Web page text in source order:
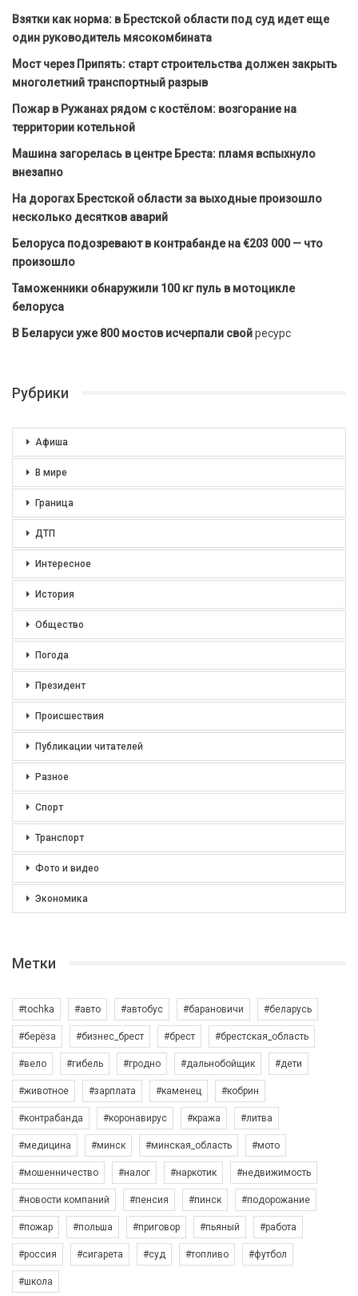
Взятки как норма: в Брестской области под суд идет еще
один руководитель мясокомбината
Мост через Припять: старт строительства должен закрыть
многолетний транспортный разрыв
Пожар в Ружанах рядом с костёлом: возгорание на
территории котельной
Машина загорелась в центре Бреста: пламя вспыхнуло
внезапно
На дорогах Брестской области за выходные произошло
несколько десятков аварий
Белоруса подозревают в контрабанде на €203 000 — что
произошло
Таможенники обнаружили 100 кг пуль в мотоцикле
белоруса
В Беларуси уже 800 мостов исчерпали свойресурс
Рубрики
Афиша
В мире
Граница
ДТП
Интересное
История
Общество
Погода
Президент
Происшествия
Публикации читателей
Разное
Спорт
Транспорт
Фото и видео
Экономика
Метки
#tochka #авто #автобус #барановичи #беларусь
#берёза #бизнес_брест #брест #брестская_область
#вело #гибель #гродно #дальнобойщик #дети
#животное #зарплата #каменец #кобрин
#контрабанда #коронавирус #кража #литва
#медицина #минск #минская_область #мото
#мошенничество #налог #наркотик #недвижимость
#новости компаний #пенсия #пинск #подорожание
#пожар #польша #приговор #пьяный #работа
#россия #сигарета #суд #топливо #футбол
#школа